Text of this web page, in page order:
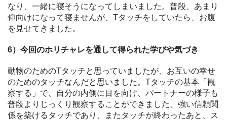
なり、一緒に寝そうになってしまいました。普段、あまり
仰向けになって寝ませんが、Tタッチをしていたら、お腹
を見せてきました。
6）今回のホリチャレを通して得られた学びや気づき
動物のためのTタッチと思っていましたが、お互いの幸せ
のためのタッチなんだと思いました。Tタッチの基本「観
察する」で、自分の内側に目を向け、パートナーの様子も
普段よりじっくり観察することができました。強い信頼関
係を築けるタッチであり、またタッチが終わったあと、ス